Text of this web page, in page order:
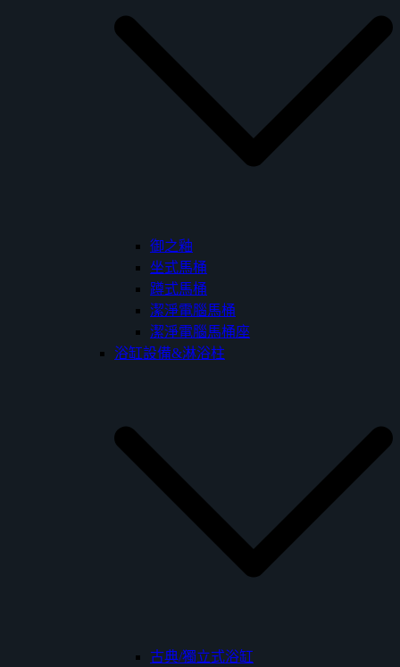
御之釉
坐式馬桶
蹲式馬桶
潔淨電腦馬桶
潔淨電腦馬桶座
浴缸設備&淋浴柱
古典/獨立式浴缸